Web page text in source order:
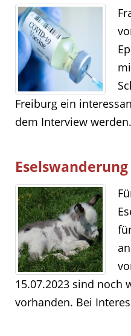
Freiburg ein
dem Interview
15.07.2023 sind noch
vorhanden. Bei